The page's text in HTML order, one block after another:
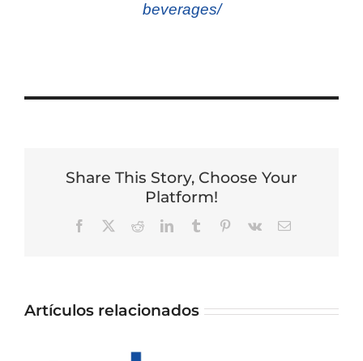
beverages/
Share This Story, Choose Your
Platform!
Facebook RedditLinkedInTumblr Pinterest
Vk
Correo
Artículos relacionados